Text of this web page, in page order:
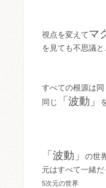
視点を変えてマ
を見ても不思議と
すべての根源は同
同じ
「波動」
「波動」
の世
元はすべて一緒だ
5次元の世界